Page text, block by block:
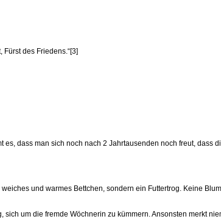
des Friedens.“[3]
dass man sich noch nach 2 Jahrtausenden noch freut, dass
und warmes Bettchen, sondern ein Futtertrog. Keine
um die fremde Wöchnerin zu kümmern. Ansonsten merkt